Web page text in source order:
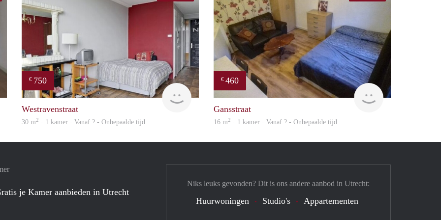
€ 750
Woning
Westravenstraat
30 m2 · 1 kamer · Vanaf ? - Onbepaalde tijd
€ 460
finder
Gansstraat
16 m2 · 1 kamer · Vanaf ? - Onbepaalde tijd
je Kamer aanbieden in Utrecht
Niks leuks gevonden? Dit is ons andere aanbod in Utrecht:
Huurwoningen Studio's Appartementen